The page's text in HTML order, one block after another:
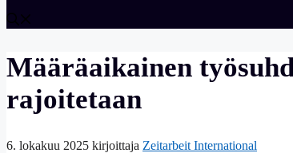
Määräaikainen
rajoitetaan
6. lokakuu 2025 kirjoittaja Zeitarbeit International